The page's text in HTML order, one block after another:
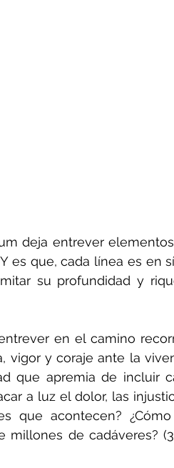
deja entrever
es que, cada línea es en
su profundidad y
en el camino
vigor y coraje ante la
que apremia de incluir
a luz el dolor, las
que acontecen?
millones de cadáveres?